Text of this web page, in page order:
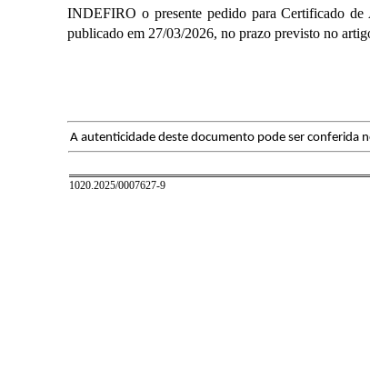
INDEFIRO o presente pedido para Certificado
publicado em 27/03/2026, no prazo previsto no
A autenticidade deste documento pode ser
1020.2025/0007627-9